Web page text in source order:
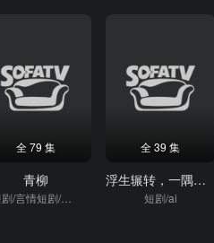
全 79 集
青柳
短剧/言情短剧/逆袭
全 39 集
浮生辗转，一隅栖身（63集）Ai短剧
短剧/ai